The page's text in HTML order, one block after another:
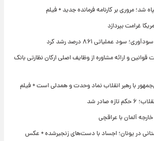
مروری بر کارنامه فرمانده جدید + فیلم
غرامت بپردازد
عملیاتی ۸۶۱ درصد رشد کرد
و ارائه مشاوره از وظایف اصلی ارکان نظارتی بانک
با رهبر انقلاب نماد وحدت و همدلی است + فیلم
شد
آلمان با عراقچی
در یونان؛ اجساد با دست‌های زنجیرشده + عکس